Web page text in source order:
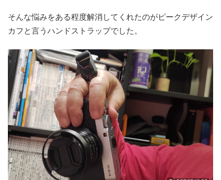
そんな悩みをある程度解消してくれたのがピークデザイン
カフと言うハンドストラップでした。